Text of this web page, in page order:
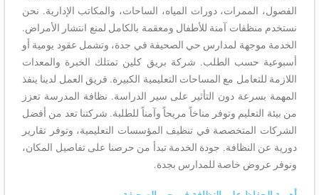
الفصول، الممرات، دورات المياه، الساحات، والمكاتب الإدارية. نحن
نستخدم منظفات آمنة للأطفال ومعقمة بالكامل لمنع انتشار الأمراض.
الخدمة موجهة لمدارس حي الصحيفة في جدة، وتشمل عقود يومية أو
أسبوعية حسب الطلب. شركة بريق كلين تمتلك الخبرة والمعدات
اللازمة للتعامل مع المساحات التعليمية الكبيرة. فريق العمل لدينا ينفذ
المهمة بسرعة دون التأثير على سير الدراسة. نظافة المدرسة تعزز
من بيئة التعليم وتوفر مناخاً مريحاً وآمناً للطلبة. شركتنا تعد من أفضل
الشركات المتخصصة في تنظيف المؤسسات التعليمية، وتوفر تقارير
دورية عن النظافة. جودة الخدمة تبدأ من حرصنا على تفاصيل المكان،
ونوفر عروض خاصة للمدارس بجدة.